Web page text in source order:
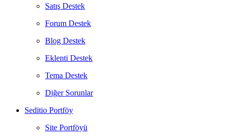
Satış Destek
Forum Destek
Blog Destek
Eklenti Destek
Tema Destek
Diğer Sorunlar
Seditio Portföy
Site Portföyü